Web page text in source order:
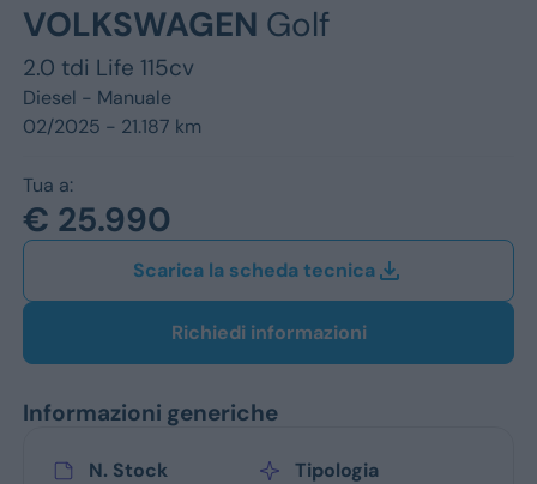
Opel
VOLKSWAGEN Golf
2.0 tdi Life 115cv
Diesel - Manuale
02/2025 - 21.187 km
Tua a:
€ 25.990
Scarica la scheda tecnica
Richiedi informazioni
Informazioni generiche
N. Stock
Tipologia